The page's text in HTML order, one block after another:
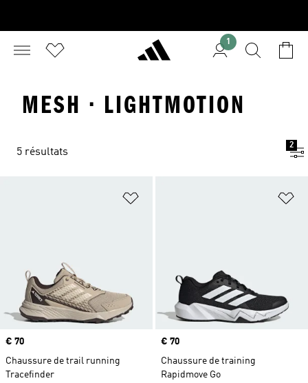
1
MESH · LIGHTMOTION
5 résultats
2
Ajouter à la Liste de produits
Prix
€ 70
Chaussure de trail running
Tracefinder
Prix
€ 70
Chaussure de training
Rapidmove Go